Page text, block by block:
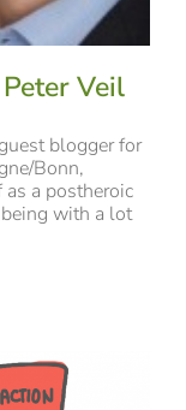
Veil
blogger for
Bonn,
a postheroic
with a lot